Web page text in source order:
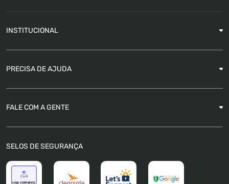
INSTITUCIONAL
PRECISA DE AJUDA
FAQ
Trocas e Devoluções
Política de Pagamento
FALE COM A GENTE
SELOS DE SEGURANÇA